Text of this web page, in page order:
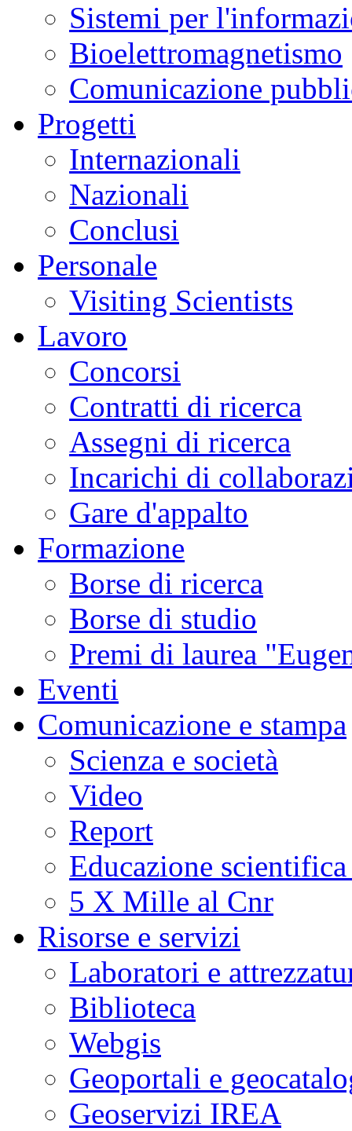
Sistemi per
Bioelettromagnetismo
Comunicazione
Progetti
Internazionali
Nazionali
Conclusi
Personale
Visiting Scientists
Lavoro
Concorsi
Contratti di ricerca
Assegni di ricerca
Incarichi di
Gare d'appalto
Formazione
Borse di ricerca
Borse di studio
Premi di laurea
Eventi
Comunicazione e stampa
Scienza e società
Video
Report
Educazione
5 X Mille al Cnr
Risorse e servizi
Laboratori e
Biblioteca
Webgis
Geoportali e
Geoservizi IREA